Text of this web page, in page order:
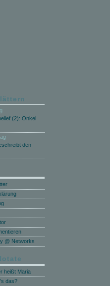
(2): Onkel
den
@ Networks
heißt Maria
das?